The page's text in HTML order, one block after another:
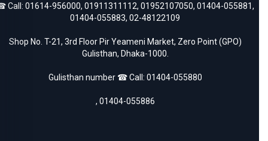
Call: 01614-956000, 01911311112, 01952107050, 01404-055881,
01404-055883, 02-48122109
Shop No. T-21, 3rd Floor Pir Yeameni Market, Zero Point (GPO)
Gulisthan, Dhaka-1000.
Gulisthan number ☎ Call: 01404-055880
, 01404-055886